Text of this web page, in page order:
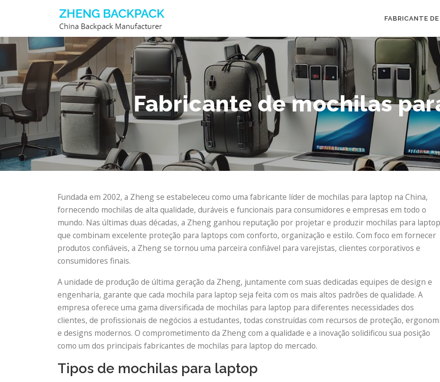
FABRICANTE
Fabricante de mochilas
Fundada em 2002, a Zheng se estabeleceu como uma fabricante líder de mochilas para laptop na China,
fornecendo mochilas de alta qualidade, duráveis ​​e funcionais para consumidores e empresas em todo o
mundo. Nas últimas duas décadas, a Zheng ganhou reputação por projetar e produzir mochilas para laptop
que combinam excelente proteção para laptops com conforto, organização e estilo. Com foco em fornecer
produtos confiáveis, a Zheng se tornou uma parceira confiável para varejistas, clientes corporativos e
consumidores finais.
A unidade de produção de última geração da Zheng, juntamente com suas dedicadas equipes de design e
engenharia, garante que cada mochila para laptop seja feita com os mais altos padrões de qualidade. A
empresa oferece uma gama diversificada de mochilas para laptop para diferentes necessidades dos
clientes, de profissionais de negócios a estudantes, todas construídas com recursos de proteção,
e designs modernos. O comprometimento da Zheng com a qualidade e a inovação solidificou sua posição
como um dos principais fabricantes de mochilas para laptop do mercado.
Tipos de mochilas para laptop